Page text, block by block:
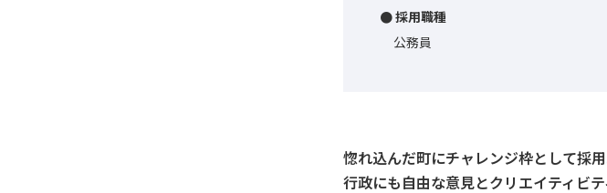
● 採用職種
公務員
惚れ込んだ町にチャレンジ枠として採用
行政にも自由な意見とクリエイティビ